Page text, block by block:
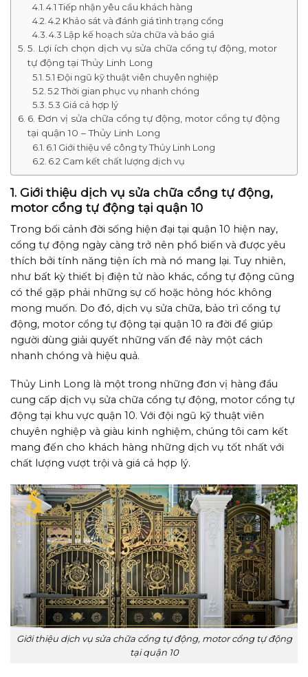
4.1 Tiếp nhận yêu cầu khách hàng
4.2 Khảo sát và đánh giá tình trạng cổng
4.3 Lập kế hoạch sửa chữa và báo giá
5. Lợi ích chọn dịch vụ sửa chữa cổng tự động, motor
tự động tại Thủy Linh Long
5.1 Đội ngũ kỹ thuật viên chuyên nghiệp
5.2 Thời gian phục vụ nhanh chóng
5.3 Giá cả hợp lý
6. Đơn vị sửa chữa cổng tự động, motor cổng tự động
tại quận 10 – Thủy Linh Long
6.1 Giới thiệu về công ty Thủy Linh Long
6.2 Cam kết chất lượng dịch vụ
1. Giới thiệu dịch vụ sửa chữa cổng tự động,
motor cổng tự động tại quận 10
Trong bối cảnh đời sống hiện đại tại quận 10 hiện nay,
cổng tự động ngày càng trở nên phổ biến và được yêu
thích bởi tính năng tiện ích mà nó mang lại. Tuy nhiên,
như bất kỳ thiết bị điện tử nào khác, cổng tự động cũng
có thể gặp phải những sự cố hoặc hỏng hóc không
mong muốn. Do đó, dịch vụ sửa chữa, bảo trì cổng tự
động, motor cổng tự động tại quận 10 ra đời để giúp
người dùng giải quyết những vấn đề này một cách
nhanh chóng và hiệu quả.
Thủy Linh Long là một trong những đơn vị hàng đầu
cung cấp dịch vụ sửa chữa cổng tự động, motor cổng tự
động tại khu vực quận 10. Với đội ngũ kỹ thuật viên
chuyên nghiệp và giàu kinh nghiệm, chúng tôi cam kết
mang đến cho khách hàng những dịch vụ tốt nhất với
chất lượng vượt trội và giá cả hợp lý.
Giới thiệu dịch vụ sửa chữa cổng tự động, motor cổng tự động
tại quận 10